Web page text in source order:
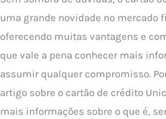
uma grande novidade no mercado
oferecendo muitas vantagens e
que vale a pena conhecer mais
assumir qualquer compromisso.
artigo sobre o cartão de crédito
mais informações sobre o que é,